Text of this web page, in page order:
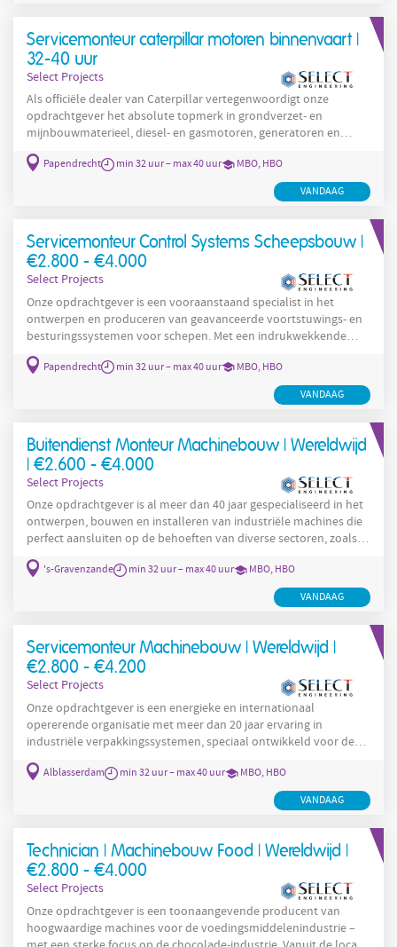
elektrotechniek. Onze opdrachtgever bouwt duurzame relaties
op met zowel
Servicemonteur caterpillar motoren binnenvaart |
32-40 uur
Select Projects
Als officiële dealer van Caterpillar vertegenwoordigt onze
opdrachtgever het absolute topmerk in grondverzet- en
mijnbouwmaterieel, diesel- en gasmotoren, generatoren en
zonnepanelen. Het bedrijf levert niet zomaar machines, maar
krachtig en duurzaam materieel waar je op kunt bouwen. De
levering van motoren gebeurt wereldwijd, en jij bent de specialist
die ze aan boord van binnenvaartschepen in topconditie houdt.
Papendrecht min 32 uur – max 40 uur MBO, HBO
VANDAAG
Servicemonteur Control Systems Scheepsbouw |
€2.800 - €4.000
Select Projects
Onze opdrachtgever is een vooraanstaand specialist in het
ontwerpen en produceren van geavanceerde voortstuwings- en
besturingssystemen voor schepen. Met een indrukwekkende
staat van dienst in succesvolle installaties op uiteenlopende
commerciële vaartuigen – van binnenvaartschepen en offshore
schepen tot baggerschepen en luxe superjachten – heeft onze
opdrachtgever een stevige en gerespecteerde positie in de
onder andere krachtige
Papendrecht min 32 uur – max 40 uur MBO, HBO
VANDAAG
Buitendienst Monteur Machinebouw | Wereldwijd
| €2.600 - €4.000
Select Projects
Onze opdrachtgever is al meer dan 40 jaar gespecialiseerd in het
ontwerpen, bouwen en installeren van industriële machines die
perfect aansluiten op de behoeften van diverse sectoren, zoals
voeding, verpakking en logistiek. Met een enthousiast team van
vakbekwame experts leveren zij maatwerkoplossingen aan zowel
die de machines rechtstreeks bij de klant installeert, onderhoudt
's-Gravenzande min 32 uur – max 40 uur MBO, HBO
VANDAAG
Servicemonteur Machinebouw | Wereldwijd |
€2.800 - €4.200
Select Projects
Onze opdrachtgever is een energieke en internationaal
opererende organisatie met meer dan 20 jaar ervaring in
industriële verpakkingssystemen, speciaal ontwikkeld voor de
foodindustrie. Denk aan de verpakkingen van bekende
voedselproducten die je dagelijks ziet bij de lokale bakker,
topmerken zoals PFM, BGPack, MBP, Meca en MF, die worden
dieptrekken, multihead
Alblasserdam min 32 uur – max 40 uur MBO, HBO
VANDAAG
Technician | Machinebouw Food | Wereldwijd |
€2.800 - €4.000
Select Projects
Onze opdrachtgever is een toonaangevende producent van
hoogwaardige machines voor de voedingsmiddelenindustrie –